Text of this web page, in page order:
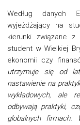
Według danych
wyjeżdżający na
kierunki związane
student w Wielkiej
ekonomii czy
utrzymuje się od
nastawienie na
wykładowych, ale
odbywają praktyki,
globalnych firmach.